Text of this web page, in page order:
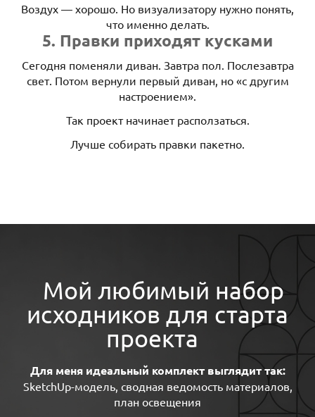
Воздух — хорошо. Но визуализатору нужно понять,
что именно делать.
5. Правки приходят кусками
Сегодня поменяли диван. Завтра пол. Послезавтра
свет. Потом вернули первый диван, но «с другим
настроением».
Так проект начинает расползаться.
Лучше собирать правки пакетно.
Мой любимый набор
исходников для старта
проекта
Для меня идеальный комплект выглядит так:
SketchUp-модель, сводная ведомость материалов,
план освещения